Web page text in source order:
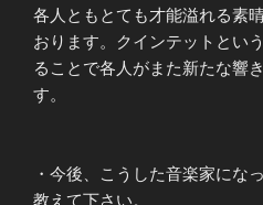
各人ともとても才能溢れる素
おります。クインテットとい
ることで各人がまた新たな響
す。
・今後、こうした音楽家にな
教えて下さい。